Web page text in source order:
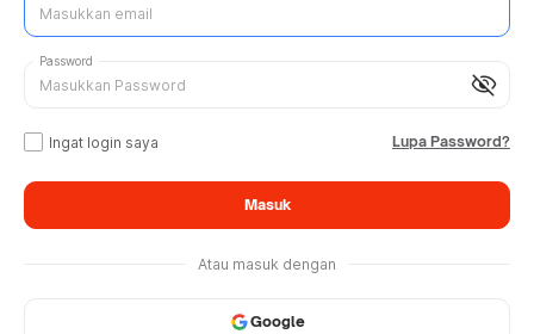
visibility_off
Password
Ingat login saya Lupa Password?
Masuk
Atau masuk dengan
Google